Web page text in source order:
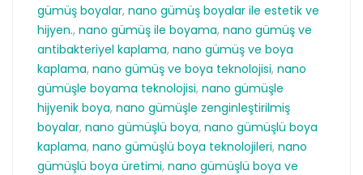
gümüş boyalar, nano gümüş boyalar ile estetik ve
hijyen., nano gümüş ile boyama, nano gümüş ve
antibakteriyel kaplama, nano gümüş ve boya
kaplama, nano gümüş ve boya teknolojisi, nano
gümüşle boyama teknolojisi, nano gümüşle
hijyenik boya, nano gümüşle zenginleştirilmiş
boyalar, nano gümüşlü boya, nano gümüşlü boya
kaplama, nano gümüşlü boya teknolojileri, nano
gümüşlü boya üretimi, nano gümüşlü boya ve